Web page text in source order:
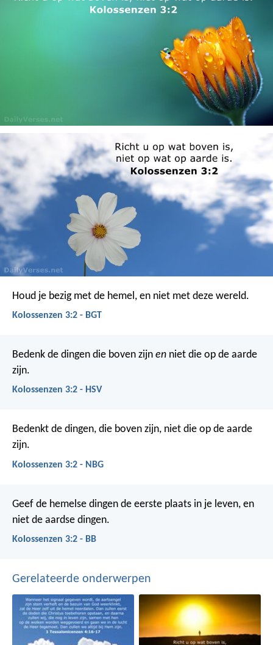
Houd je bezig met de hemel, en niet met deze wereld.
Kolossenzen 3:2 - BGT
Bedenk de dingen die boven zijn en niet die op de aarde
zijn.
Kolossenzen 3:2 - HSV
Bedenkt de dingen, die boven zijn, niet die op de aarde
zijn.
Kolossenzen 3:2 - NBG
Geef de hemelse dingen de eerste plaats in je leven, en
niet de aardse dingen.
Kolossenzen 3:2 - BB
Gerelateerde onderwerpen